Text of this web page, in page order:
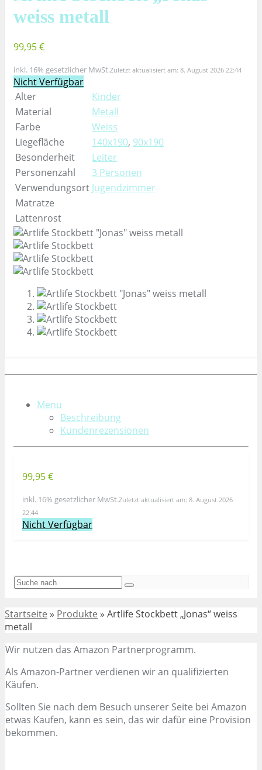
weiss metall
99,95 €
inkl. 16% gesetzlicher MwSt.Zuletzt aktualisiert am: 8. August 2026 22:44
Nicht Verfügbar
Alter
Kinder
Material
Metall
Farbe
Weiss
Liegefläche
140x190, 90x190
Besonderheit
Leiter
Personenzahl
3 Personen
Verwendungsort Jugendzimmer
Matratze
Lattenrost
Menu
Beschreibung
Kundenrezensionen
99,95 €
inkl. 16% gesetzlicher MwSt.Zuletzt aktualisiert am: 8. August 2026
22:44
Nicht Verfügbar
Startseite » Produkte » Artlife Stockbett „Jonas“ weiss
metall
Wir nutzen das Amazon Partnerprogramm.
Als Amazon-Partner verdienen wir an qualifizierten
Käufen.
Sollten Sie nach dem Besuch unserer Seite bei Amazon
etwas Kaufen, kann es sein, das wir dafür eine Provision
bekommen.